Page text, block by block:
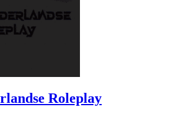
Roleplay